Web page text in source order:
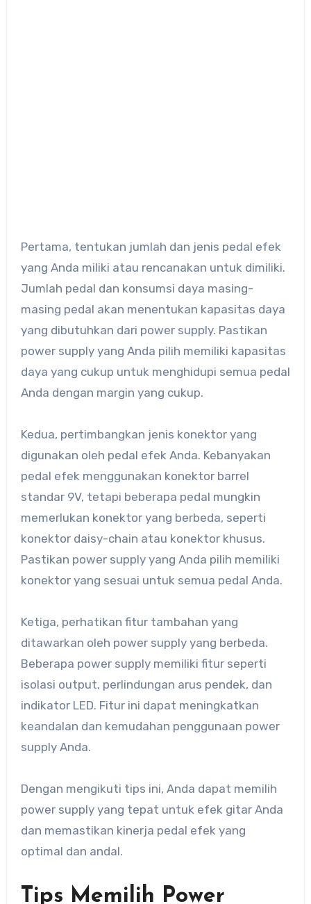
Pertama, tentukan jumlah dan jenis pedal efek
yang Anda miliki atau rencanakan untuk dimiliki.
Jumlah pedal dan konsumsi daya masing-
masing pedal akan menentukan kapasitas daya
yang dibutuhkan dari power supply. Pastikan
power supply yang Anda pilih memiliki kapasitas
daya yang cukup untuk menghidupi semua pedal
Anda dengan margin yang cukup.
Kedua, pertimbangkan jenis konektor yang
digunakan oleh pedal efek Anda. Kebanyakan
pedal efek menggunakan konektor barrel
standar 9V, tetapi beberapa pedal mungkin
memerlukan konektor yang berbeda, seperti
konektor daisy-chain atau konektor khusus.
Pastikan power supply yang Anda pilih memiliki
konektor yang sesuai untuk semua pedal Anda.
Ketiga, perhatikan fitur tambahan yang
ditawarkan oleh power supply yang berbeda.
Beberapa power supply memiliki fitur seperti
isolasi output, perlindungan arus pendek, dan
indikator LED. Fitur ini dapat meningkatkan
keandalan dan kemudahan penggunaan power
supply Anda.
Dengan mengikuti tips ini, Anda dapat memilih
power supply yang tepat untuk efek gitar Anda
dan memastikan kinerja pedal efek yang
optimal dan andal.
Tips Memilih Power